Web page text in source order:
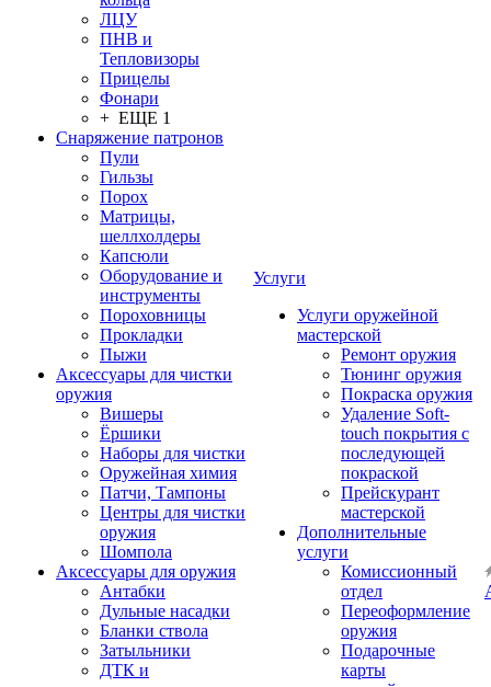
ЛЦУ
ПНВ и
Тепловизоры
Прицелы
Фонари
+ ЕЩЕ 1
Снаряжение патронов
Пули
Гильзы
Порох
Матрицы,
шеллхолдеры
Капсюли
Оборудование и
инструменты
Пороховницы
Прокладки
Пыжи
Аксессуары для чистки
оружия
Вишеры
Ёршики
Наборы для чистки
Оружейная химия
Патчи, Тампоны
Центры для чистки
оружия
Шомпола
Аксессуары для оружия
Антабки
Дульные насадки
Бланки ствола
Затыльники
ДТК и
Услуги
Услуги оружейной
мастерской
Ремонт оружия
Тюнинг оружия
Покраска оружия
Удаление Soft-
touch покрытия с
последующей
покраской
Прейскурант
мастерской
Дополнительные
услуги
Комиссионный
отдел
Переоформление
оружия
Подарочные
карты